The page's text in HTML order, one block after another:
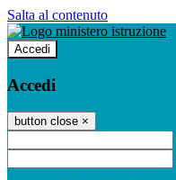
Salta al contenuto
Accedi
Accedi
button close ×